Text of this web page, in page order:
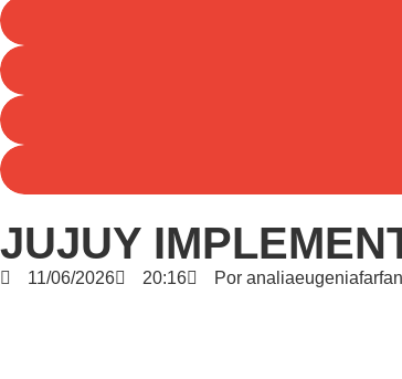
JUJUY
11/06/2026 20:16 Por analiaeugeniafarfan